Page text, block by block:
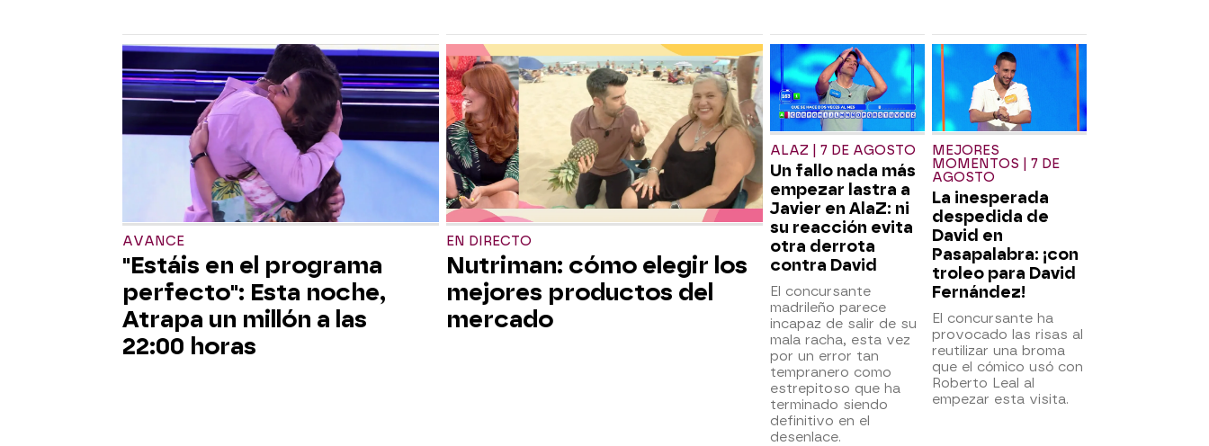
AVANCE
"Estáis en el programa
perfecto": Esta noche,
Atrapa un millón a las
22:00 horas
EN DIRECTO
Nutriman: cómo elegir los
mejores productos del
mercado
ALAZ | 7 DE AGOSTO
Un fallo nada más
empezar lastra a
Javier en AlaZ: ni
su reacción evita
otra derrota
contra David
El concursante
madrileño parece
incapaz de salir de su
mala racha, esta vez
por un error tan
tempranero como
estrepitoso que ha
terminado siendo
definitivo en el
desenlace.
MEJORES
MOMENTOS | 7 DE
AGOSTO
La inesperada
despedida de
David en
Pasapalabra: ¡con
troleo para David
Fernández!
El concursante ha
provocado las risas al
reutilizar una broma
que el cómico usó con
Roberto Leal al
empezar esta visita.